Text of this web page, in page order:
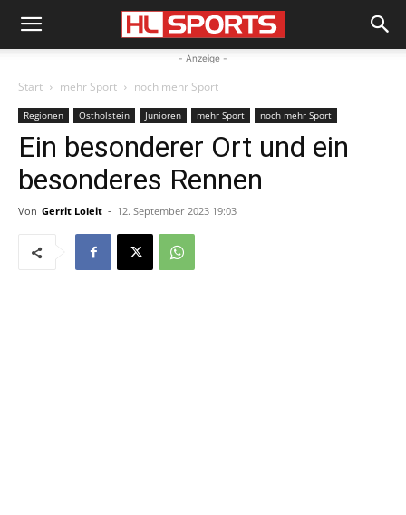
- Anzeige -
Start mehr Sport noch mehr Sport
Regionen Ostholstein Junioren mehr Sport noch mehr Sport
Ein besonderer Ort und ein
besonderes Rennen
Von Gerrit Loleit - 12. September 2023 19:03